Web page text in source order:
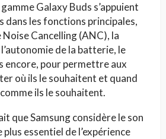
Galaxy Buds s’appuient
dans les fonctions principales,
Cancelling (ANC), la
de la batterie, le
encore, pour permettre aux
où ils le souhaitent et quand
ils le souhaitent.
que Samsung considère le son
plus essentiel de l’expérience